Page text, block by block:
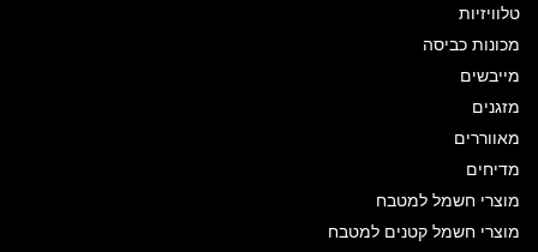
טלוויזיות
מכונות כביסה
מייבשים
מזגנים
מאווררים
מדיחים
מוצרי חשמל למטבח
מוצרי חשמל קטנים למטבח